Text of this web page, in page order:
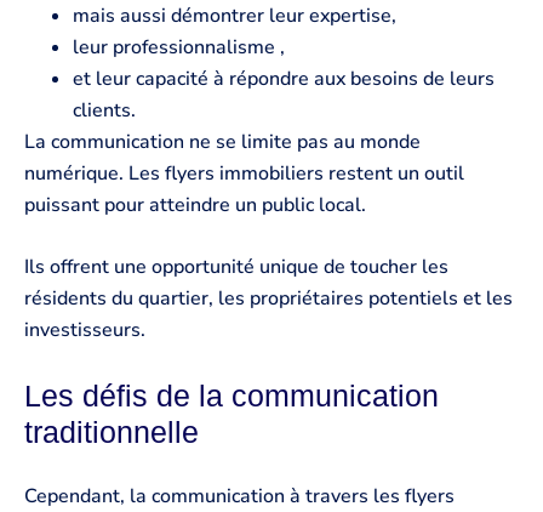
mais aussi démontrer leur expertise,
leur professionnalisme ,
et leur capacité à répondre aux besoins de leurs
clients.
La communication ne se limite pas au monde
numérique. Les flyers immobiliers restent un outil
puissant pour atteindre un public local.
Ils offrent une opportunité unique de toucher les
résidents du quartier, les propriétaires potentiels et les
investisseurs.
Les défis de la communication
traditionnelle
Cependant, la communication à travers les flyers